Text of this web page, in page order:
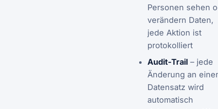
Personen sehen
verändern Daten,
jede Aktion ist
protokolliert
Audit-Trail– jede
Änderung an
Datensatz wird
automatisch